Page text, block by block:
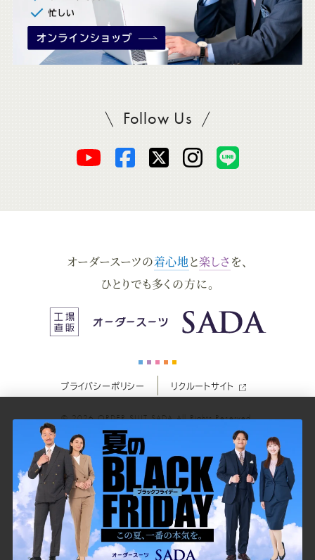
Follow UsSADAをフォロー
オ
ー
ス
ツ
SADA
の
公
オ
ー
ス
ー
ツ
SADA
の
公
オ
ー
ス
ー
ツ
SADA
の
公
オ
ー
ス
ツ
SADA
の
公
ス
ツ
SADA
の
公
オーダースーツの着心地と楽しさ を、
ひとりでも多くの方に。
プライバシーポリシー リクルートサイト
© 2026ORDER SUIT SADAAll Rights Reserved.